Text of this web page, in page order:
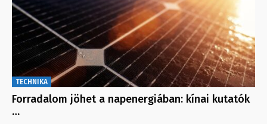
TECHNIKA
Forradalom jöhet a napenergiában: kínai kutatók
…